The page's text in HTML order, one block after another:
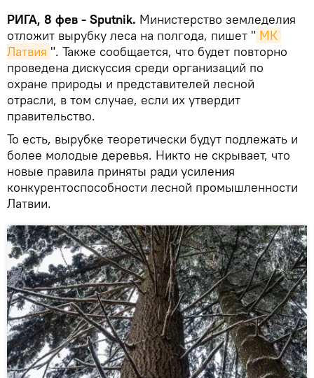
РИГА, 8 фев - Sputnik. Министерство земледелия
отложит вырубку леса на полгода, пишет " МК
Латвия ". Также сообщается, что будет повторно
проведена дискуссия среди организаций по
охране природы и представителей лесной
отрасли, в том случае, если их утвердит
правительство.
То есть, вырубке теоретически будут подлежать и
более молодые деревья. Никто не скрывает, что
новые правила приняты ради усиления
конкурентоспособности лесной промышленности
Латвии.